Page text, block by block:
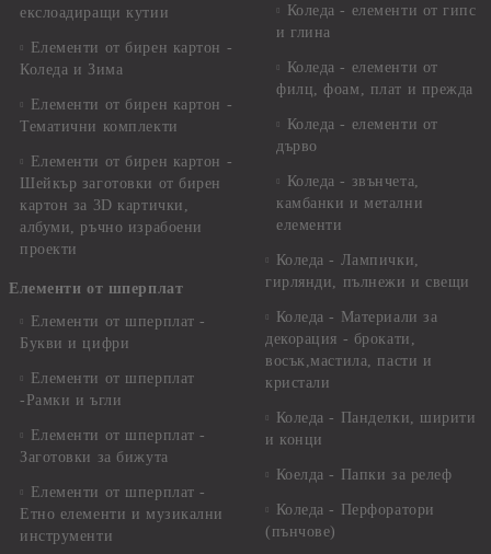
екслоадиращи кутии
Елементи от бирен картон -
Коледа и Зима
Елементи от бирен картон -
Тематични комплекти
Елементи от бирен картон -
Шейкър заготовки от бирен
картон за 3D картички,
албуми, ръчно израбоени
проекти
Елементи от шперплат
Елементи от шперплат -
Букви и цифри
Елементи от шперплат
-Рамки и ъгли
Елементи от шперплат -
Заготовки за бижута
Елементи от шперплат -
Етно елементи и музикални
инструменти
Коледа - елементи от гипс
и глина
Коледа - елементи от
филц, фоам, плат и прежда
Коледа - елементи от
дърво
Коледа - звънчета,
камбанки и метални
елементи
Коледа - Лампички,
гирлянди, пълнежи и свещи
Коледа - Материали за
декорация - брокати,
восък,мастила, пасти и
кристали
Коледа - Панделки, ширити
и конци
Коелда - Папки за релеф
Коледа - Перфоратори
(пънчове)